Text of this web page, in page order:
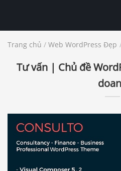
Trang chủ / Web WordPress Đẹp
Tư vấn | Chủ đề